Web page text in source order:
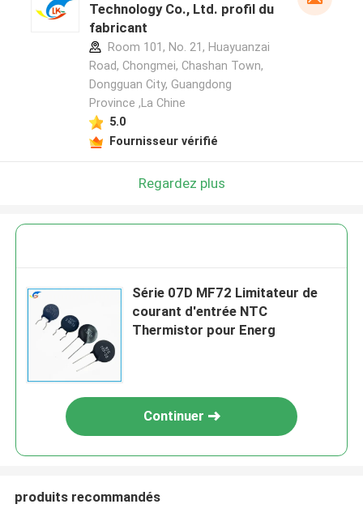
Technology Co., Ltd. profil du
fabricant
Room 101, No. 21, Huayuanzai
Road, Chongmei, Chashan Town,
Dongguan City, Guangdong
Province ,La Chine
5.0
Fournisseur vérifié
Regardez plus
Série 07D MF72 Limitateur de
courant d'entrée NTC
Thermistor pour Energ
Continuer
produits recommandés